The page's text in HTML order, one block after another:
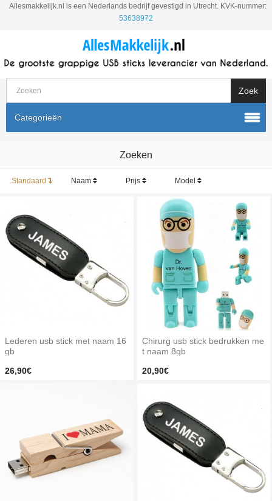
Allesmakkelijk.nl is een Nederlands bedrijf gevestigd in Utrecht. KVK-nummer:
53638972
Categorieën
Zoeken
Standaard Naam Prijs Model
Lederen usb stick met naam 16
gb
26,90€
Chirurg usb stick bedrukken me
t naam 8gb
20,90€